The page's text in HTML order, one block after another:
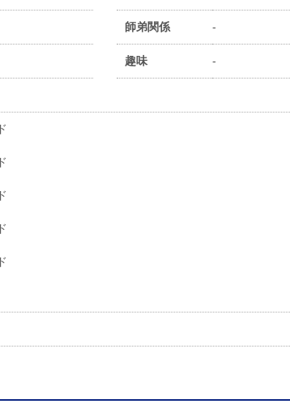
師弟関係 -
趣味 -